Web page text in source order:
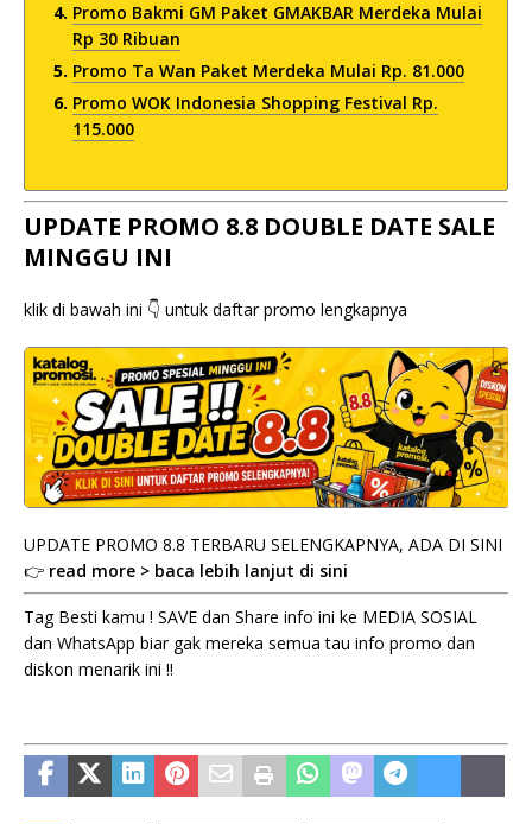
Promo Bakmi GM Paket GMAKBAR Merdeka Mulai
Rp 30 Ribuan
Promo Ta Wan Paket Merdeka Mulai Rp. 81.000
Promo WOK Indonesia Shopping Festival Rp.
115.000
UPDATE PROMO 8.8 DOUBLE DATE SALE
MINGGU INI
klik di bawah ini 👇 untuk daftar promo lengkapnya
UPDATE PROMO 8.8 TERBARU SELENGKAPNYA, ADA DI SINI
👉 read more > baca lebih lanjut di sini
Tag Besti kamu ! SAVE dan Share info ini ke MEDIA SOSIAL
dan WhatsApp biar gak mereka semua tau info promo dan
diskon menarik ini !!